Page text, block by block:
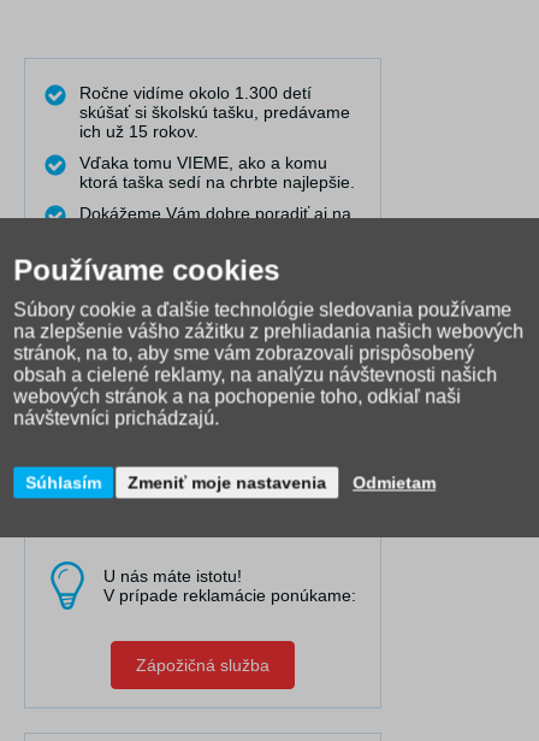
Ročne vidíme okolo 1.300 detí
skúšať si školskú tašku, predávame
ich už 15 rokov.
Vďaka tomu VIEME, ako a komu
ktorá taška sedí na chrbte najlepšie.
Dokážeme Vám dobre poradiť aj na
Pravidelne publikujeme články do
našej poradne, kde riešime
najčastejšie problémy.
Máme najširší výber online a
spolupracujeme s 25 výrobcami.
Natáčame videá, ktoré Vám
pomáhajú pri výbere a rozhodovaní.
Obráťte sa na nás
U nás máte istotu!
V prípade reklamácie ponúkame:
Zápožičná služba
Používame cookies
Súbory cookie a ďalšie technológie sledovania používame
na zlepšenie vášho zážitku z prehliadania našich webových
stránok, na to, aby sme vám zobrazovali prispôsobený
obsah a cielené reklamy, na analýzu návštevnosti našich
webových stránok a na pochopenie toho, odkiaľ naši
návštevníci prichádzajú.
Súhlasím Zmeniť moje nastavenia Odmietam